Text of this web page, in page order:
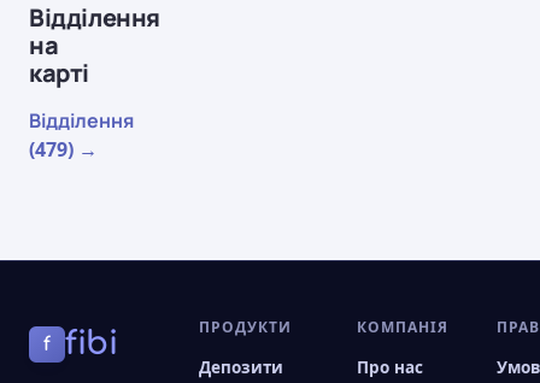
Відділення
на
карті
Відділення
(479) →
f fibi ПРОДУКТИ
Депозити
КОМПАНІЯ
Про нас